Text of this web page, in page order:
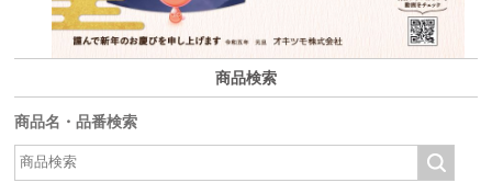
商品検索
商品名・品番検索